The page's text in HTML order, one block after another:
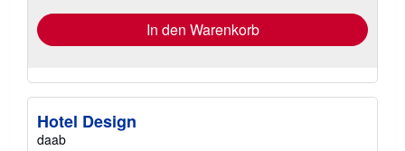
In den Warenkorb
Hotel Design
daab